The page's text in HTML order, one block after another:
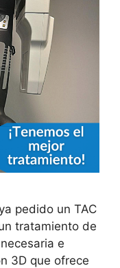
pedido un TAC
tratamiento de
e
3D que ofrece